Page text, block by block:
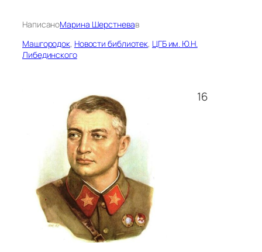
НаписаноМарина Шерстневав
Машгородок, Новости библиотек, ЦГБ им. Ю.Н.
Либединского
16